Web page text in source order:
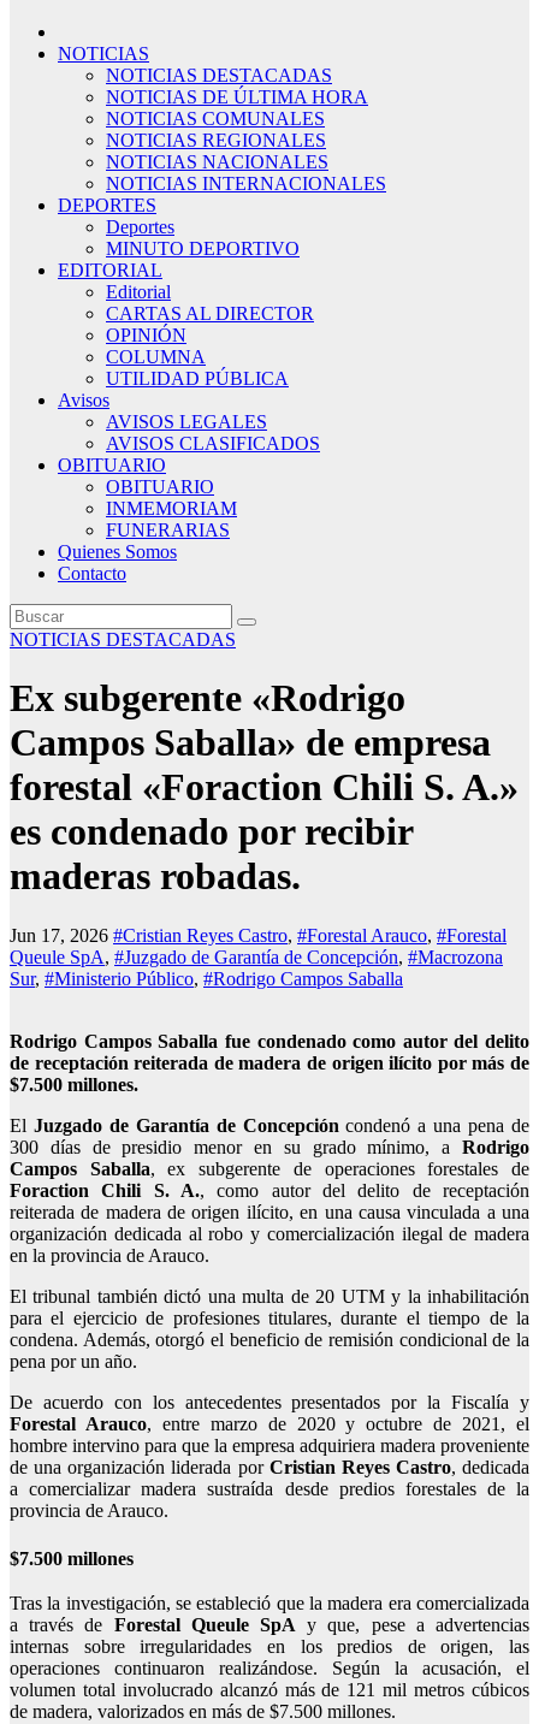
NOTICIAS
NOTICIAS DESTACADAS
NOTICIAS DE ÚLTIMA HORA
NOTICIAS COMUNALES
NOTICIAS REGIONALES
NOTICIAS NACIONALES
NOTICIAS INTERNACIONALES
DEPORTES
Deportes
MINUTO DEPORTIVO
EDITORIAL
Editorial
CARTAS AL DIRECTOR
OPINIÓN
COLUMNA
UTILIDAD PÚBLICA
Avisos
AVISOS LEGALES
AVISOS CLASIFICADOS
OBITUARIO
OBITUARIO
INMEMORIAM
FUNERARIAS
Quienes Somos
Contacto
NOTICIAS DESTACADAS
Ex subgerente «Rodrigo
Campos Saballa» de empresa
forestal «Foraction Chili S. A.»
es condenado por recibir
maderas robadas.
Jun 17, 2026 #Cristian Reyes Castro, #Forestal Arauco, #Forestal
Queule SpA, #Juzgado de Garantía de Concepción, #Macrozona
Sur, #Ministerio Público, #Rodrigo Campos Saballa
Rodrigo Campos Saballa fue condenado como autor del delito
de receptación reiterada de madera de origen ilícito por más de
$7.500 millones.
El Juzgado de Garantía de Concepción condenó a una pena de
300 días de presidio menor en su grado mínimo, a Rodrigo
Campos Saballa, ex subgerente de operaciones forestales de
Foraction Chili S. A., como autor del delito de receptación
reiterada de madera de origen ilícito, en una causa vinculada a una
organización dedicada al robo y comercialización ilegal de madera
en la provincia de Arauco.
El tribunal también dictó una multa de 20 UTM y la inhabilitación
para el ejercicio de profesiones titulares, durante el tiempo de la
condena. Además, otorgó el beneficio de remisión condicional de la
pena por un año.
De acuerdo con los antecedentes presentados por la Fiscalía y
Forestal Arauco, entre marzo de 2020 y octubre de 2021, el
hombre intervino para que la empresa adquiriera madera proveniente
de una organización liderada porCristian Reyes Castro, dedicada
a comercializar madera sustraída desde predios forestales de la
provincia de Arauco.
$7.500 millones
Tras la investigación, se estableció que la madera era comercializada
a través de Forestal Queule SpA y que, pese a advertencias
internas sobre irregularidades en los predios de origen, las
operaciones continuaron realizándose. Según la acusación, el
volumen total involucrado alcanzó más de 121 mil metros cúbicos
de madera, valorizados en más de $7.500 millones.